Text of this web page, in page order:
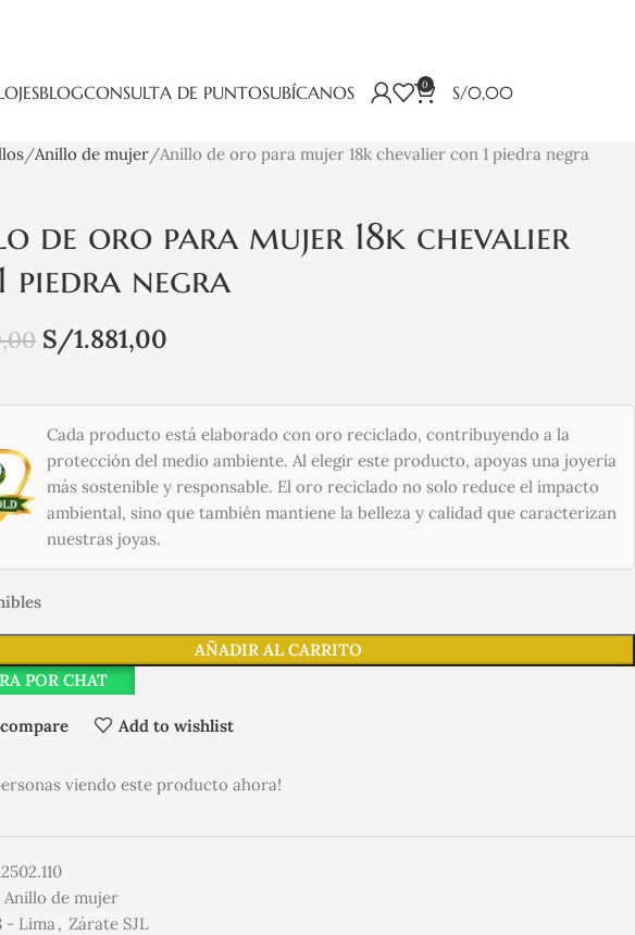
BLOGCONSULTA DE PUNTOSUBÍCANOS 0 S/0,00
Anillo de mujer Anillo de oro para mujer 18k chevalier con 1 piedra negra
de oro para mujer 18k chevalier
piedra negra
S/1.881,00
Cada producto está elaborado con oro reciclado, contribuyendo a la
protección del medio ambiente. Al elegir este producto, apoyas una joyería
más sostenible y responsable. El oro reciclado no solo reduce el impacto
ambiental, sino que también mantiene la belleza y calidad que caracterizan
nuestras joyas.
AÑADIR AL CARRITO
POR CHAT
Add to wishlist
viendo este producto ahora!
Anillo de mujer
- Lima, Zárate SJL